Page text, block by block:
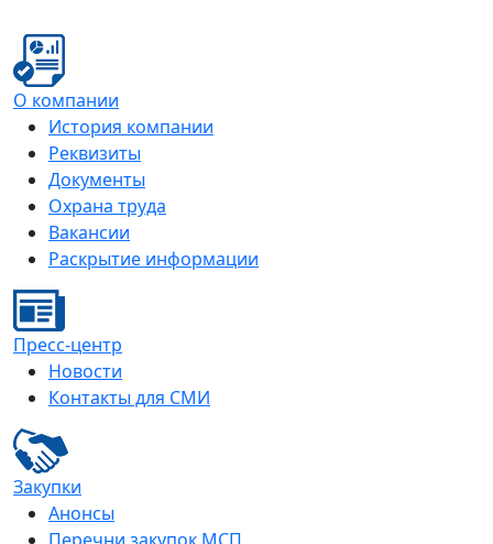
О компании
История компании
Реквизиты
Документы
Охрана труда
Вакансии
Раскрытие информации
Пресс-центр
Новости
Контакты для СМИ
Закупки
Анонсы